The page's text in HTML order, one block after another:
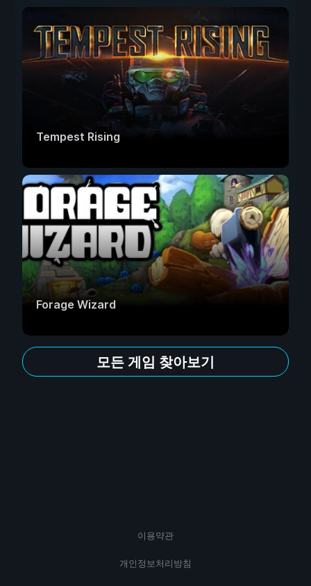
Tempest Rising
Forage Wizard
모든 게임 찾아보기
이용약관
개인정보처리방침